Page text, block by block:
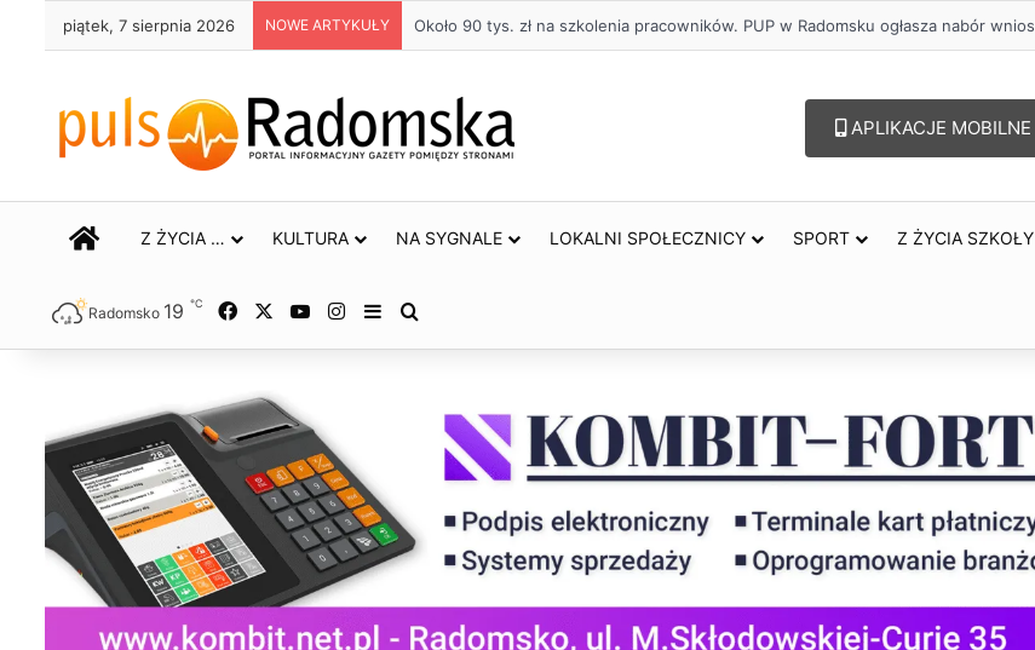
piątek, 7 sierpnia 2026 NOWE ARTYKUŁY Życie bez alkoholu – lepszy wybór. Radomsko włącza się w Miesiąc Trzeźwości
APLIKACJE MOBILNE
STRONA GŁÓWNA
Z ŻYCIA … KULTURA NA SYGNALE LOKALNI SPOŁECZNICY SPORT Z ŻYCIA SZKOŁY
Radomsko 19 ℃ Facebook YouTubeInstagram
Sidebar